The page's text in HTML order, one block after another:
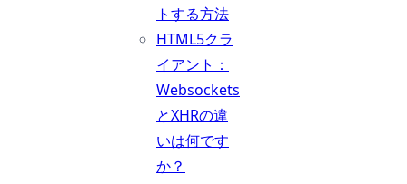
トする方法
HTML5クラ
イアント：
Websockets
とXHRの違
いは何です
か？